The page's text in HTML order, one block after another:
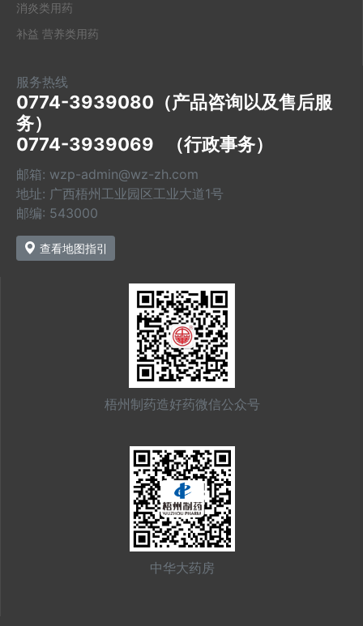
消炎类用药
补益 营养类用药
服务热线
0774-3939080（产品咨询以及售后服
务）
0774-3939069   （行政事务）
邮箱: wzp-admin@wz-zh.com
地址: 广西梧州工业园区工业大道1号
邮编: 543000
查看地图指引
梧州制药造好药微信公众号
中华大药房